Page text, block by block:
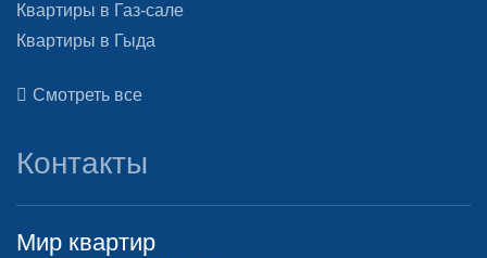
Квартиры в Газ-сале
Квартиры в Гыда
Смотреть все
Контакты
Мир квартир